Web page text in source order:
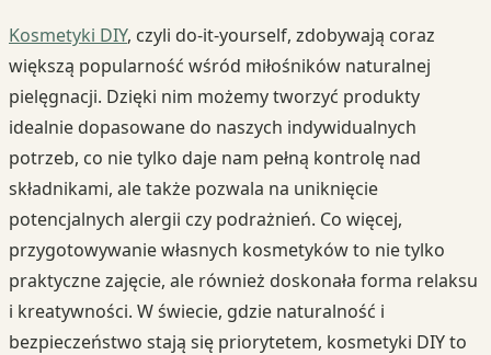
Kosmetyki DIY, czyli do-it-yourself, zdobywają coraz
większą popularność wśród miłośników naturalnej
pielęgnacji. Dzięki nim możemy tworzyć produkty
idealnie dopasowane do naszych indywidualnych
potrzeb, co nie tylko daje nam pełną kontrolę nad
składnikami, ale także pozwala na uniknięcie
potencjalnych alergii czy podrażnień. Co więcej,
przygotowywanie własnych kosmetyków to nie tylko
praktyczne zajęcie, ale również doskonała forma relaksu
i kreatywności. W świecie, gdzie naturalność i
bezpieczeństwo stają się priorytetem, kosmetyki DIY to